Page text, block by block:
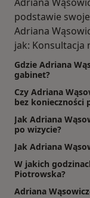
podstawie
Adriana
jak: Konsultacja
Gdzie Adriana
gabinet?
Czy Adriana
bez konieczności
Jak Adriana
po wizycie?
Jak Adriana
W jakich
Piotrowska?
Adriana